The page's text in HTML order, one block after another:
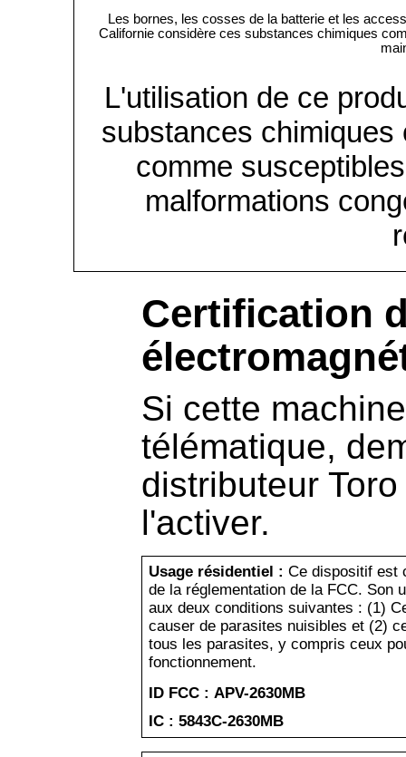
Les bornes, les cosses de la batterie et les
Californie considère ces substances chimiques
L'utilisation de ce
substances
comme
malformations
Certification
Si cette
télématique,
distributeur
l'activer.
Usage résidentiel : Ce dispositif est
de la réglementation de la FCC. Son
aux deux conditions suivantes : (1)
causer de parasites nuisibles et (2)
tous les parasites, y compris ceux
fonctionnement.
ID FCC : APV-2630MB
IC : 5843C-2630MB